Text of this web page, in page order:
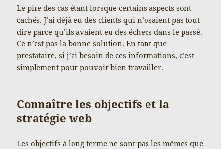
Le pire des cas étant lorsque certains aspects sont
cachés. J’ai déjà eu des clients qui n’osaient pas tout
dire parce qu’ils avaient eu des échecs dans le passé.
Ce n’est pas la bonne solution. En tant que
prestataire, si j’ai besoin de ces informations, c’est
simplement pour pouvoir bien travailler.
Connaître les objectifs et la
stratégie web
Les objectifs à long terme ne sont pas les mêmes que